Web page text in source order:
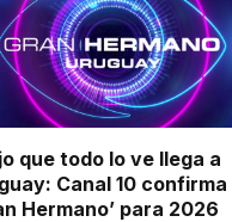
que todo lo ve llega a
Canal 10 confirma
Hermano’ para 2026